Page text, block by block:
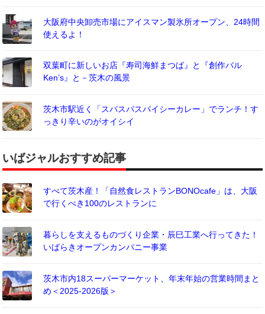
大阪府中央卸売市場にアイスマン製氷所オープン、24時間
使えるよ！
双葉町に新しいお店『寿司海鮮まつば』と『創作バル
Ken’s』と－茨木の風景
茨木市駅近く「スパスパスパイシーカレー」でランチ！す
っきり辛いのがオイシイ
いばジャルおすすめ記事
すべて茨木産！「自然食レストランBONOcafe」は、大阪
で行くべき100のレストランに
暮らしを支えるものづくり企業・辰巳工業へ行ってきた！
いばらきオープンカンパニー事業
茨木市内18スーパーマーケット、年末年始の営業時間まと
め＜2025-2026版＞